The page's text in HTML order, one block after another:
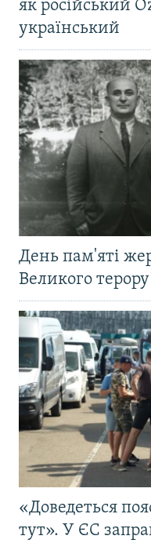
як російський
український
День пам'яті
Великого терору
«Доведеться
тут». У ЄС